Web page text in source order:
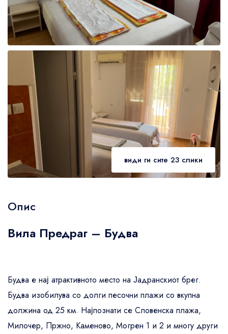
види ги сите 23 слики
Опис
Вила Предраг – Будва
Будва е нај атрактивното место на Јадранскиот брег.
Будва изобилува со долги песочни плажи со вкупна
должина од 25 км. Најпознати се Словенска плажа,
Милочер, Пржно, Каменово, Могрен 1 и 2 и многу други
Central London
92
Guests' favourite area
45
Westminster Borough
21
Kensington and Chelsea
78
Oxford Street
679